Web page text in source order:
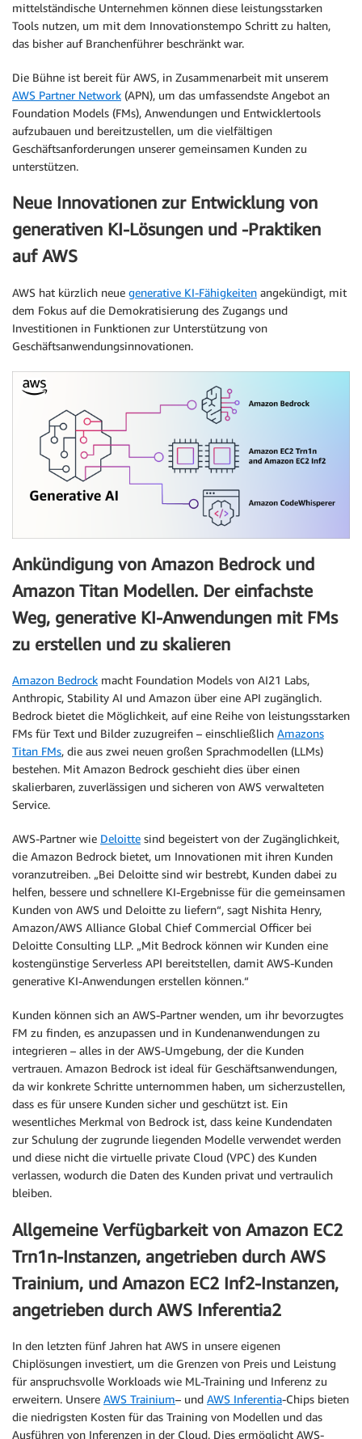
mittelständische Unternehmen können diese leistungsstarken
Tools nutzen, um mit dem Innovationstempo Schritt zu halten,
das bisher auf Branchenführer beschränkt war.
Die Bühne ist bereit für AWS, in Zusammenarbeit mit unserem
AWS Partner Network (APN), um das umfassendste Angebot an
Foundation Models (FMs), Anwendungen und Entwicklertools
aufzubauen und bereitzustellen, um die vielfältigen
Geschäftsanforderungen unserer gemeinsamen Kunden zu
unterstützen.
Neue Innovationen zur Entwicklung von
generativen KI-Lösungen und -Praktiken
auf AWS
AWS hat kürzlich neue generative KI-Fähigkeiten angekündigt, mit
dem Fokus auf die Demokratisierung des Zugangs und
Investitionen in Funktionen zur Unterstützung von
Geschäftsanwendungsinnovationen.
Ankündigung von Amazon Bedrock und
Amazon Titan Modellen. Der einfachste
Weg, generative KI-Anwendungen mit FMs
zu erstellen und zu skalieren
Amazon Bedrock macht Foundation Models von AI21 Labs,
Anthropic, Stability AI und Amazon über eine API zugänglich.
Bedrock bietet die Möglichkeit, auf eine Reihe von leistungsstarken
FMs für Text und Bilder zuzugreifen – einschließlich Amazons
Titan FMs, die aus zwei neuen großen Sprachmodellen (LLMs)
bestehen. Mit Amazon Bedrock geschieht dies über einen
skalierbaren, zuverlässigen und sicheren von AWS verwalteten
Service.
AWS-Partner wie Deloitte sind begeistert von der Zugänglichkeit,
die Amazon Bedrock bietet, um Innovationen mit ihren Kunden
voranzutreiben. „Bei Deloitte sind wir bestrebt, Kunden dabei zu
helfen, bessere und schnellere KI-Ergebnisse für die gemeinsamen
Kunden von AWS und Deloitte zu liefern“, sagt Nishita Henry,
Amazon/AWS Alliance Global Chief Commercial Officer bei
Deloitte Consulting LLP. „Mit Bedrock können wir Kunden eine
kostengünstige Serverless API bereitstellen, damit AWS-Kunden
generative KI-Anwendungen erstellen können.“
Kunden können sich an AWS-Partner wenden, um ihr bevorzugtes
FM zu finden, es anzupassen und in Kundenanwendungen zu
integrieren – alles in der AWS-Umgebung, der die Kunden
vertrauen. Amazon Bedrock ist ideal für Geschäftsanwendungen,
da wir konkrete Schritte unternommen haben, um sicherzustellen,
dass es für unsere Kunden sicher und geschützt ist. Ein
wesentliches Merkmal von Bedrock ist, dass keine Kundendaten
zur Schulung der zugrunde liegenden Modelle verwendet werden
und diese nicht die virtuelle private Cloud (VPC) des Kunden
verlassen, wodurch die Daten des Kunden privat und vertraulich
bleiben.
Allgemeine Verfügbarkeit von Amazon EC2
Trn1n-Instanzen, angetrieben durch AWS
Trainium, und Amazon EC2 Inf2-Instanzen,
angetrieben durch AWS Inferentia2
In den letzten fünf Jahren hat AWS in unsere eigenen
Chiplösungen investiert, um die Grenzen von Preis und Leistung
für anspruchsvolle Workloads wie ML-Training und Inferenz zu
erweitern. Unsere AWS Trainium– und AWS Inferentia-Chips bieten
die niedrigsten Kosten für das Training von Modellen und das
Ausführen von Inferenzen in der Cloud. Dies ermöglicht AWS-